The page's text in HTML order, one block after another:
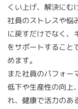
くい上げ、解決にむ
社員のストレスや悩
に戻すだけでなく、
をサポートすること
めます。
また社員のパフォー
低下や⽣産性の向上
れ、健康で活⼒のあ